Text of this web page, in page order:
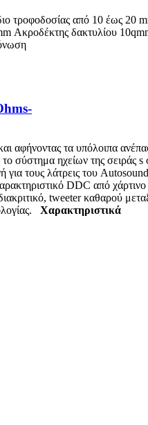
τροφοδοσίας από 10 έως
δακτυλίου
αφήνοντας τα υπόλοιπα
σύστημα ηχείων της σειράς
για τους λάτρεις του
DDC από
tweeter καθαρού
Χαρακτηριστικά